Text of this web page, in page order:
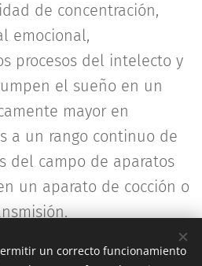
de concentración,
emocional,
procesos del intelecto y
el sueño en un
mayor en
a un rango continuo de
del campo de aparatos
un aparato de cocción o
un correcto funcionamiento